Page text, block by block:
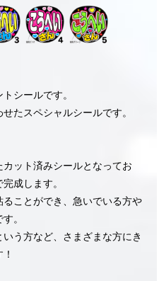
トシールです。
たスペシャルシールです。
ット済みシールとなってお
成します。
ことができ、急いでいる方や
。
う方など、さまざまな方にき